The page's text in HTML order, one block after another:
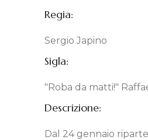
Regia:
Sergio Japino
Sigla:
"Roba da matti!"
Descrizione:
Dal 24 gennaio